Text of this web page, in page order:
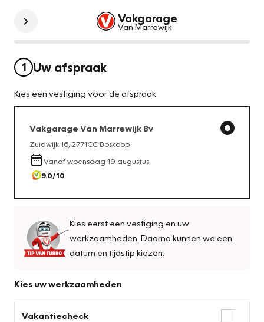
Vakgarage
Van Marrewijk
1 Uw afspraak
Kies een vestiging voor de afspraak
Vakgarage Van Marrewijk Bv
Zuidwijk 16 2771CCBoskoop
Vanafwoensdag 19 augustus
9.0/10
Kies eerst een vestiging en uw
werkzaamheden. Daarna kunnen we een
datum en tijdstip kiezen.
Kies uw werkzaamheden
Vakantiecheck